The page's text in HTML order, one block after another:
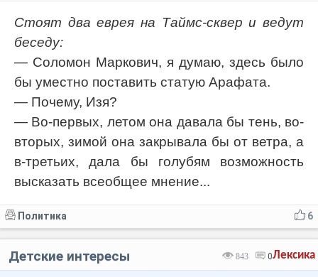
Стоят два еврея на Таймс-сквер и ведут
беседу:
— Соломон Маркович, я думаю, здесь было
бы уместно поставить статую Арафата.
— Почему, Изя?
— Во-первых, летом она давала бы тень, во-
вторых, зимой она закрывала бы от ветра, а
в-третьих, дала бы голубям возможность
высказать всеобщее мнение...
6
Политика
Лексика
843 0
Детские интересы